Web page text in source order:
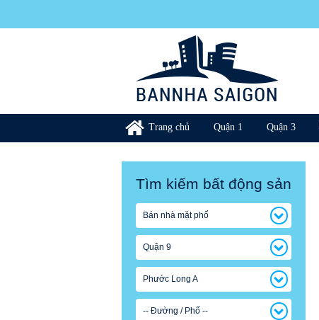
Trang chủ Quận 1 Quận 3
Tìm kiếm bất động sản
Bán nhà mặt phố
Quận 9
Phước Long A
-- Đường / Phố --